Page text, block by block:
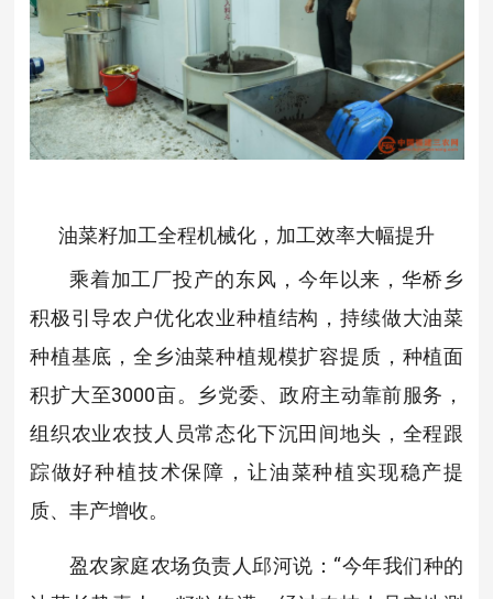
油菜籽加工全程机械化，加工效率大幅提升
乘着加工厂投产的东风，今年以来，华桥乡
积极引导农户优化农业种植结构，持续做大油菜
种植基底，全乡油菜种植规模扩容提质，种植面
积扩大至3000亩。乡党委、政府主动靠前服务，
组织农业农技人员常态化下沉田间地头，全程跟
踪做好种植技术保障，让油菜种植实现稳产提
质、丰产增收。
盈农家庭农场负责人邱河说：“今年我们种的